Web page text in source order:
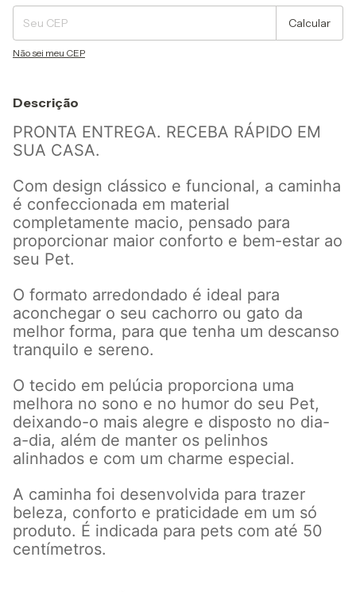
Calcular
Não sei meu CEP
Descrição
PRONTA ENTREGA. RECEBA RÁPIDO EM
SUA CASA.
Com design clássico e funcional, a caminha
é confeccionada em material
completamente macio, pensado para
proporcionar maior conforto e bem-estar ao
seu Pet.
O formato arredondado é ideal para
aconchegar o seu cachorro ou gato da
melhor forma, para que tenha um descanso
tranquilo e sereno.
O tecido em pelúcia proporciona uma
melhora no sono e no humor do seu Pet,
deixando-o mais alegre e disposto no dia-
a-dia, além de manter os pelinhos
alinhados e com um charme especial.
A caminha foi desenvolvida para trazer
beleza, conforto e praticidade em um só
produto. É indicada para pets com até 50
centímetros.